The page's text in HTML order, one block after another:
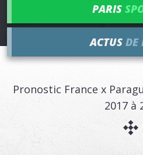
PARIS
ACTUS DE
Pronostic France x
2017 à